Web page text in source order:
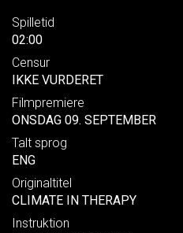
Spilletid
02:00
Censur
IKKE VURDERET
Filmpremiere
ONSDAG 09. SEPTEMBER
Talt sprog
ENG
Originaltitel
CLIMATE IN THERAPY
Instruktion